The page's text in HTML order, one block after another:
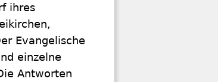
ihres
Evangelische
einzelne
Antworten